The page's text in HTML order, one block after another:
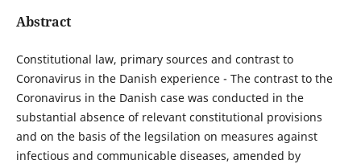
Abstract
Constitutional law, primary sources and contrast to
Coronavirus in the Danish experience - The contrast to the
Coronavirus in the Danish case was conducted in the
substantial absence of relevant constitutional provisions
and on the basis of the legsilation on measures against
infectious and communicable diseases, amended by